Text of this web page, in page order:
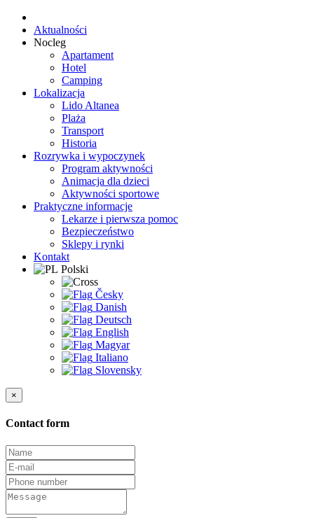
Aktualności
Nocleg
Apartament
Hotel
Camping
Lokalizacja
Lido Altanea
Plaża
Transport
Historia
Rozrywka i wypoczynek
Program aktywności
Animacja dla dzieci
Aktywności sportowe
Praktyczne informacje
Lekarze i pierwsza pomoc
Bezpieczeństwo
Sklepy i rynki
Kontakt
Polski
Česky
Danish
Deutsch
English
Magyar
Italiano
Slovensky
×
Contact form